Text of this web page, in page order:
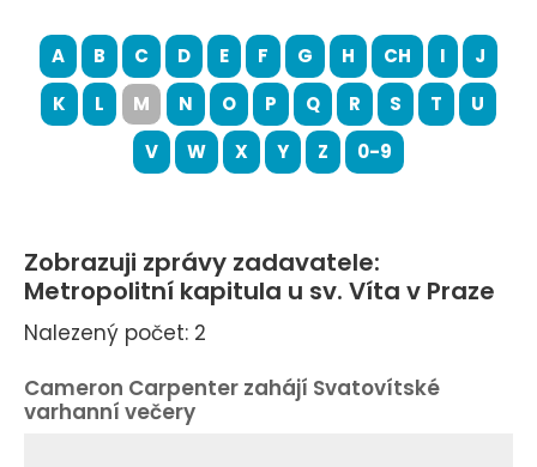
A B C D E F G H CH I
J
K
L M N O P Q R S T
U
V
W X Y Z 0-9
Zobrazuji zprávy zadavatele:
Metropolitní kapitula u sv. Víta v Praze
Nalezený počet: 2
Cameron Carpenter zahájí Svatovítské
varhanní večery